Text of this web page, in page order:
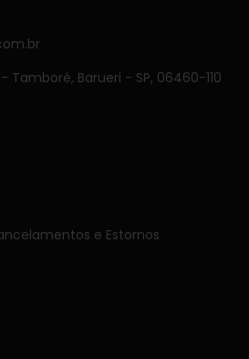
Tamboré, Barueri - SP, 06460-110
e Estornos